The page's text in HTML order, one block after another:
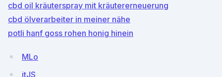
cbd oil kräuterspray mit kräutererneuerung
cbd ölverarbeiter in meiner nähe
potli hanf goss rohen honig hinein
MLo
jtJS